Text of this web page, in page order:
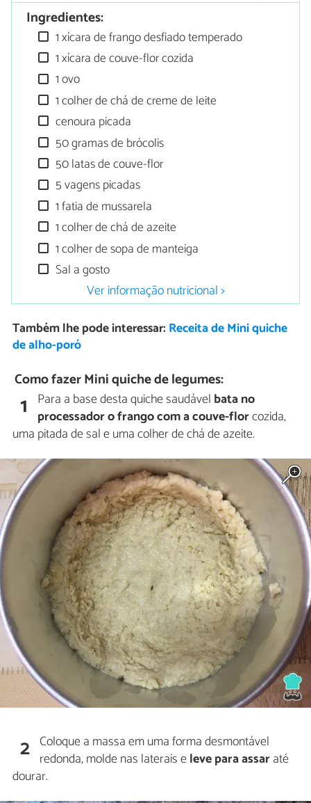
Ingredientes:
1 xícara de frango desfiado temperado
1 xícara de couve-flor cozida
1 ovo
1 colher de chá de creme de leite
cenoura picada
50 gramas de brócolis
50 latas de couve-flor
5 vagens picadas
1 fatia de mussarela
1 colher de chá de azeite
1 colher de sopa de manteiga
Sal a gosto
Ver informação nutricional >
Também lhe pode interessar: Receita de Mini quiche
de alho-poró
Como fazer Mini quiche de legumes:
1 Para a base desta quiche saudável bata no
processador o frango com a couve-florcozida,
uma pitada de sal e uma colher de chá de azeite.
2 Coloque a massa em uma forma desmontável
redonda, molde nas laterais eleve para assaraté
dourar.